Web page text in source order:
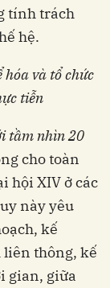
tính trách
hệ.
và tổ chức
tiễn
tầm nhìn 20
cho toàn
hội XIV ở các
này yêu
kế
thông, kế
gian, giữa